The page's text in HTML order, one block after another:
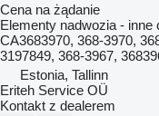
Cena na żądanie
Elementy nadwozia -
CA3683970, 368-3970,
3197849, 368-3967,
Estonia, Tallinn
Eriteh Service OÜ
Kontakt z dealerem